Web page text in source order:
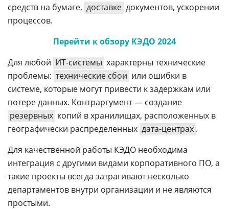
средств на бумаге, доставке документов, ускорении
процессов.
Перейти к обзору КЭДО 2024
Для любой ИТ-системы характерны технические
проблемы: технические сбои или ошибки в
системе, которые могут привести к задержкам или
потере данных. Контраргумент — создание
резервных копий в хранилищах, расположенных в
географически распределенных дата-центрах .
Для качественной работы КЭДО необходима
интеграция с другими видами корпоративного ПО, а
такие проекты всегда затрагивают несколько
департаментов внутри организации и не являются
простыми.